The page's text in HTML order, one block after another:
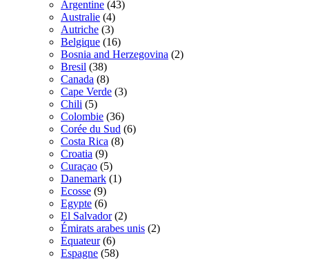
Argentine (43)
Australie (4)
Autriche (3)
Belgique (16)
Bosnia and Herzegovina (2)
Bresil (38)
Canada (8)
Cape Verde (3)
Chili (5)
Colombie (36)
Corée du Sud (6)
Costa Rica (8)
Croatia (9)
Curaçao (5)
Danemark (1)
Ecosse (9)
Egypte (6)
El Salvador (2)
Émirats arabes unis (2)
Equateur (6)
Espagne (58)